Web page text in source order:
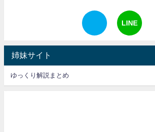
LINE
姉妹サイト
ゆっくり解説まとめ